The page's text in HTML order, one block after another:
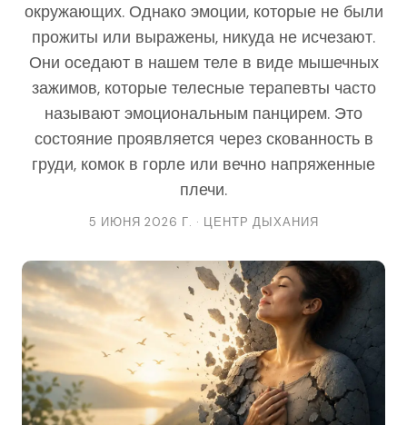
окружающих. Однако эмоции, которые не были
прожиты или выражены, никуда не исчезают.
Они оседают в нашем теле в виде мышечных
зажимов, которые телесные терапевты часто
называют эмоциональным панцирем. Это
состояние проявляется через скованность в
груди, комок в горле или вечно напряженные
плечи.
5 ИЮНЯ 2026 Г. · ЦЕНТР ДЫХАНИЯ